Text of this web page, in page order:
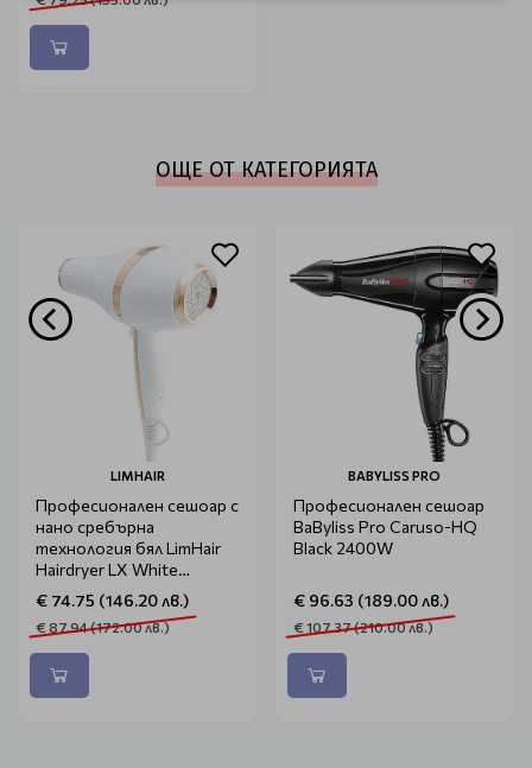
ОЩЕ ОТ КАТЕГОРИЯТА
LIMHAIR
Професионален сешоар с
нано сребърна
технология бял LimHair
Hairdryer LX White
2000W
€ 74.75 (146.20 лв.)
€ 87.94 (172.00 лв.)
BABYLISS PRO
Професионален сешоар
BaByliss Pro Caruso-HQ
Black 2400W
€ 96.63 (189.00 лв.)
€ 107.37 (210.00 лв.)